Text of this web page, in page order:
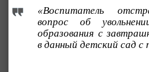
«Воспитатель
вопрос об
образования с
в данный детский сад с